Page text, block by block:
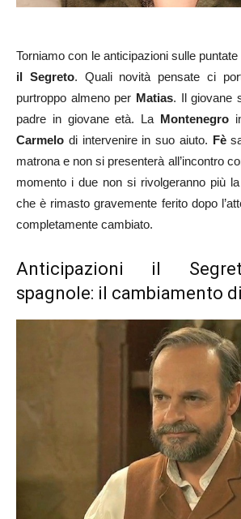
Torniamo con le anticipazioni sulle
il Segreto. Quali novità pensate ci
purtroppo almeno per Matias. Il giovane
padre in giovane età. La Montenegro
Carmelo di intervenire in suo aiuto. Fè
matrona e non si presenterà all’incontro
momento i due non si rivolgeranno più
che è rimasto gravemente ferito dopo
completamente cambiato.
Anticipazioni il
spagnole: il cambiamento